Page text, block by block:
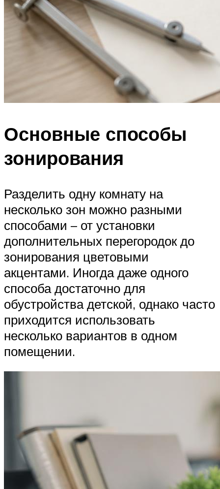
Основные способы
зонирования
Разделить одну комнату на
несколько зон можно разными
способами – от установки
дополнительных перегородок до
зонирования цветовыми
акцентами. Иногда даже одного
способа достаточно для
обустройства детской, однако часто
приходится использовать
несколько вариантов в одном
помещении.